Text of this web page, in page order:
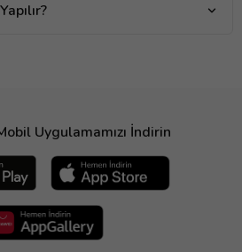
Uygulamamızı İndirin